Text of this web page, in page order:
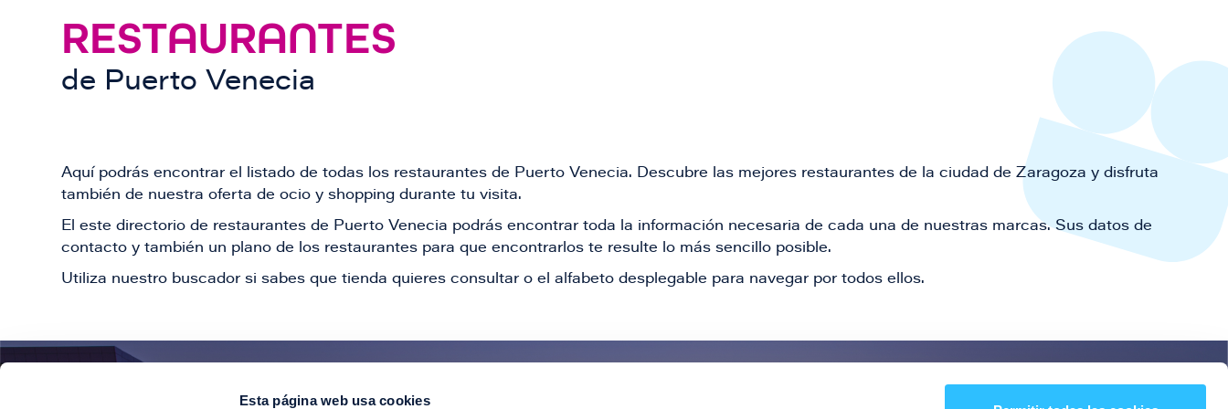
Esta página web usa cookies
RESTAURANTES
de Puerto Venecia
Aquí podrás encontrar el listado de todas los restaurantes de Puerto Venecia. Descubre las mejores restaurantes de la ciudad de Zaragoza y disfruta
también de nuestra oferta de ocio y shopping durante tu visita.
El este directorio de restaurantes de Puerto Venecia podrás encontrar toda la información necesaria de cada una de nuestras marcas. Sus datos de
contacto y también un plano de los restaurantes para que encontrarlos te resulte lo más sencillo posible.
Utiliza nuestro buscador si sabes que tienda quieres consultar o el alfabeto desplegable para navegar por todos ellos.